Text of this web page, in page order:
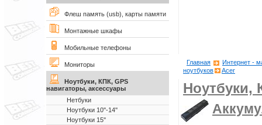
Флеш память (usb), карты памяти
Монтажные шкафы
Мобильные телефоны
Мониторы
Ноутбуки, КПК, GPS
навигаторы, аксессуары
Нетбуки
Ноутбуки 10''-14''
Ноутбуки 15''
Главная
Интернет -
ноутбуков
Acer
Ноутбуки,